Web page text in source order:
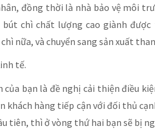
đồng thời là nhà bảo vệ môi
bút chì chất lượng cao giành
nữa, và chuyển sang sản xuất
tế.
của bạn là đề nghị cải thiện điều
khách hàng tiếp cận với đối thủ
tiên, thì ở vòng thứ hai bạn sẽ bị